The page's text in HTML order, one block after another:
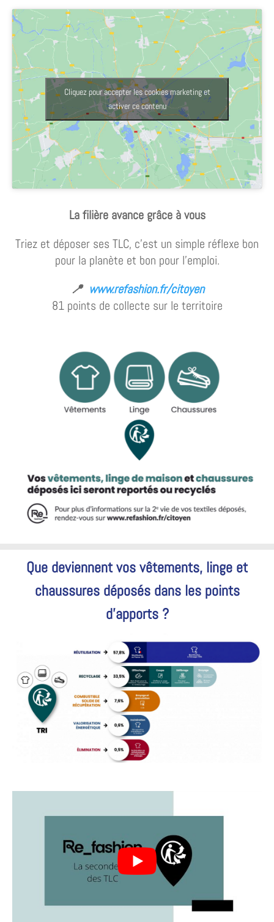
Cliquez pour accepter les cookies marketing et
activer ce contenu
La filière avance grâce à vous
Triez et déposer ses TLC, c’est un simple réflexe bon
pour la planète et bon pour l’emploi.
📍 www.refashion.fr/citoyen
81 points de collecte sur le territoire
Que deviennent vos vêtements, linge et
chaussures déposés dans les points
d’apports ?